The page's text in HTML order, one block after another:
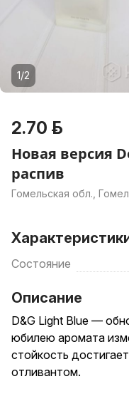
1/2
2.70 р.
Новая версия
распив
Гомельская обл.,
Состояние
Описание
D&G Light Blue —
юбилею аромата
стойкость
отливантом.